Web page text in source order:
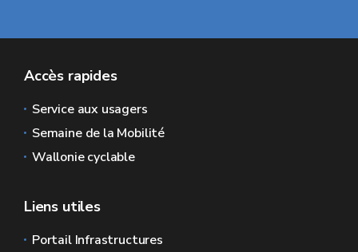
Accès rapides
Service aux usagers
Semaine de la Mobilité
Wallonie cyclable
Liens utiles
Portail Infrastructures